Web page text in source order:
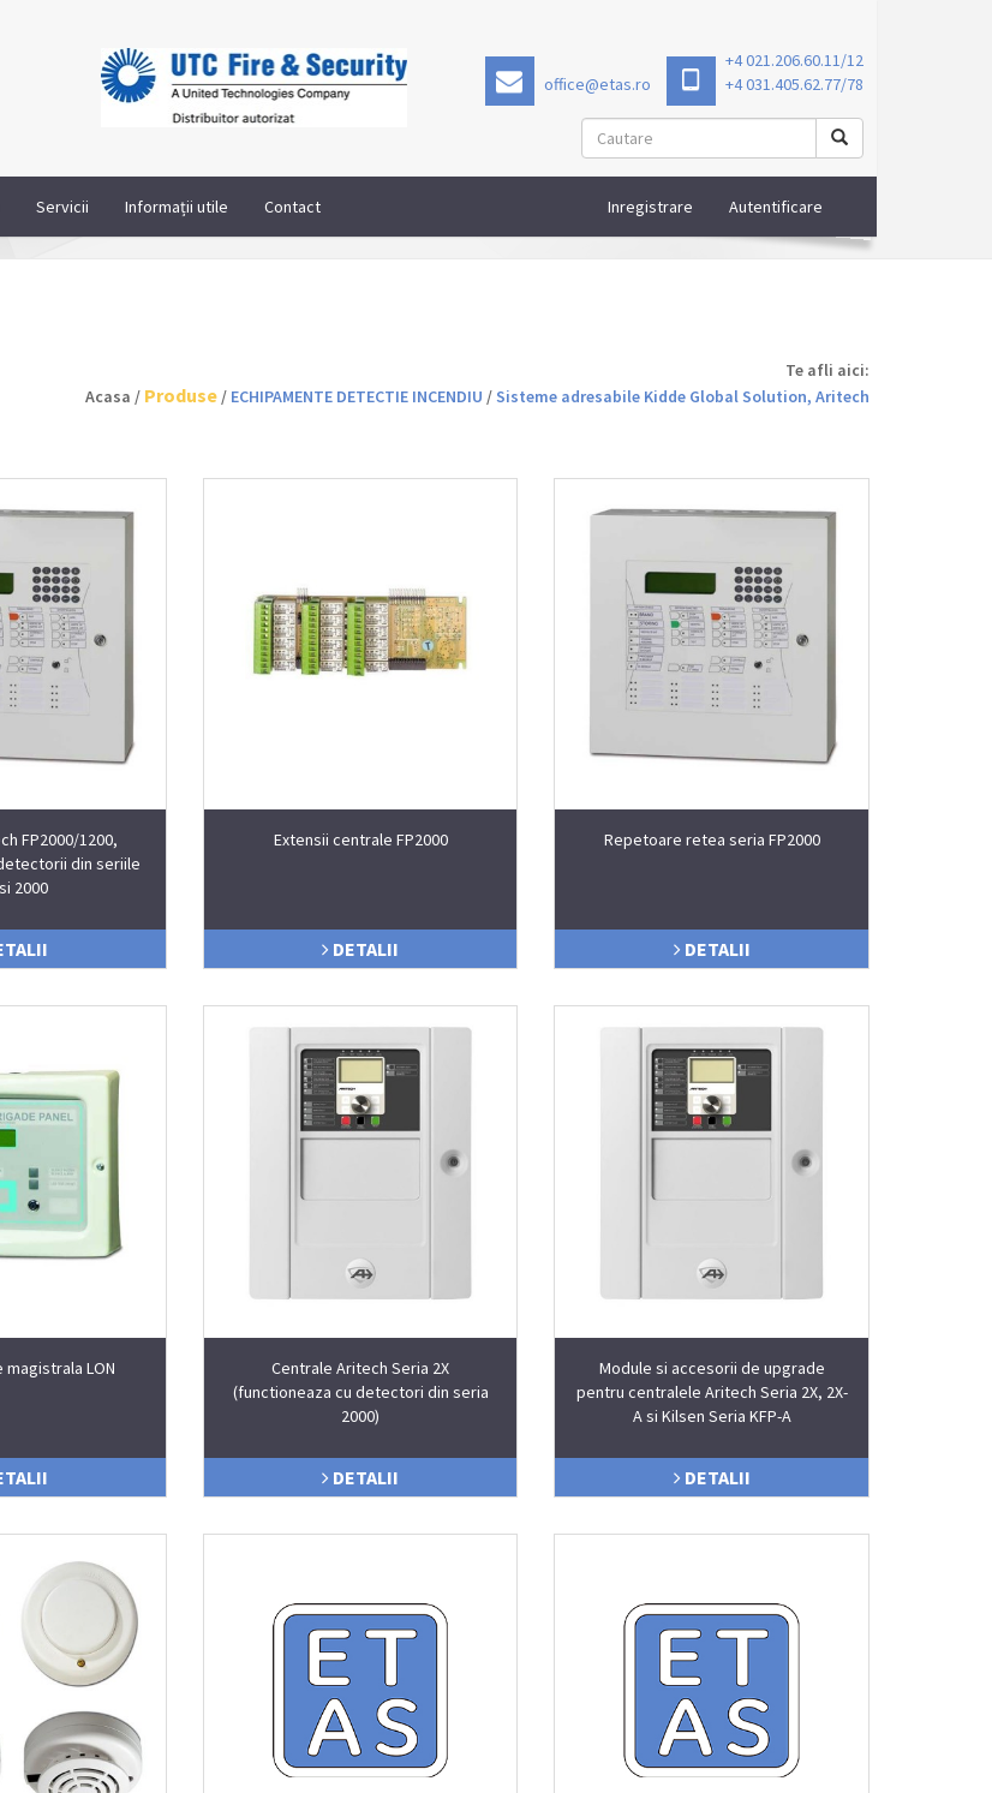
office@etas.ro
+4 021.206.60.11/12
+4 031.405.62.77/78
Servicii Informații utile Contact Inregistrare Autentificare
Te afli aici:
Acasa / Produse / ECHIPAMENTE DETECTIE INCENDIU /Sisteme adresabile Kidde Global Solution, Aritech
FP2000/1200,
din seriile
2000
Extensii centrale FP2000
DETALII
Repetoare retea seria FP2000
DETALII
LON
Centrale Aritech Seria 2X
(functioneaza cu detectori din seria
2000)
DETALII
Module si accesorii de upgrade
pentru centralele Aritech Seria 2X, 2X-
A si Kilsen Seria KFP-A
DETALII